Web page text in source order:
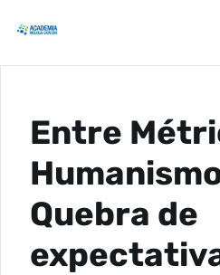
Entre
Quebra de